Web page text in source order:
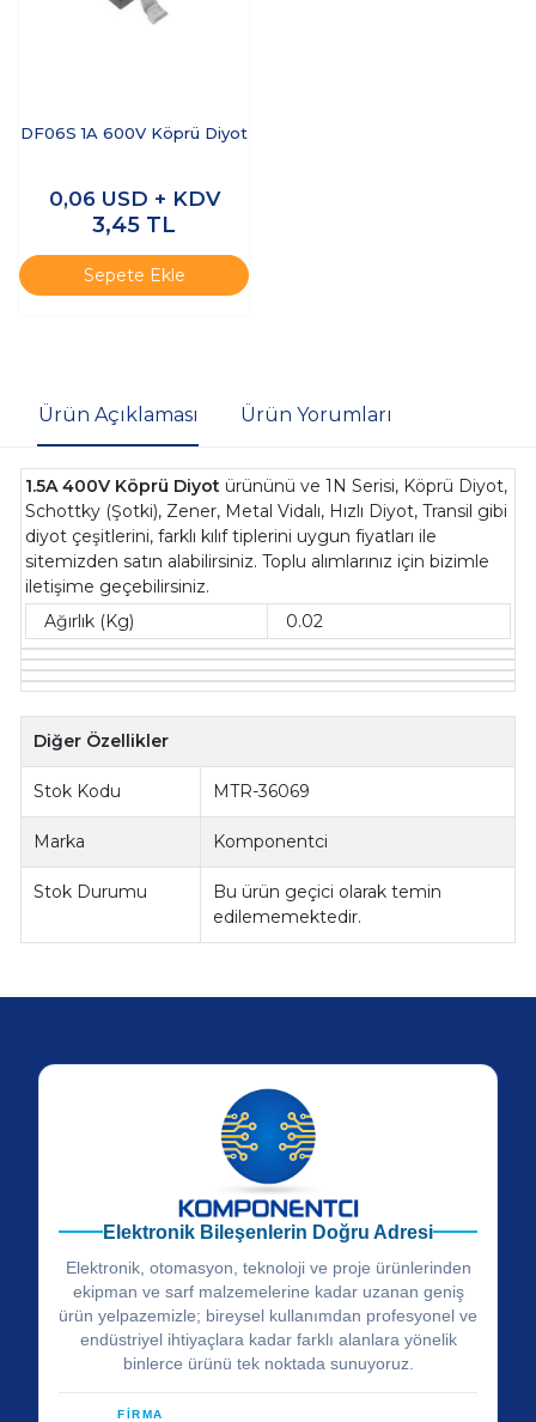
DF06S 1A 600V Köprü Diyot
0,06 USD + KDV
3,45 TL
Sepete Ekle
Ürün Açıklaması Ürün Yorumları
1.5A 400V Köprü Diyot ürününü ve 1N Serisi, Köprü Diyot,
Schottky (Şotki), Zener, Metal Vidalı, Hızlı Diyot, Transil gibi
diyot çeşitlerini, farklı kılıf tiplerini uygun fiyatları ile
sitemizden satın alabilirsiniz. Toplu alımlarınız için bizimle
iletişime geçebilirsiniz.
Ağırlık (Kg)
0.02
Diğer Özellikler
Stok Kodu MTR-36069
Marka Komponentci
Stok Durumu
Bu ürün geçici olarak temin
edilememektedir.
Elektronik Bileşenlerin Doğru Adresi
Elektronik, otomasyon, teknoloji ve proje ürünlerinden
ekipman ve sarf malzemelerine kadar uzanan geniş
ürün yelpazemizle; bireysel kullanımdan profesyonel ve
endüstriyel ihtiyaçlara kadar farklı alanlara yönelik
binlerce ürünü tek noktada sunuyoruz.
FİRMA